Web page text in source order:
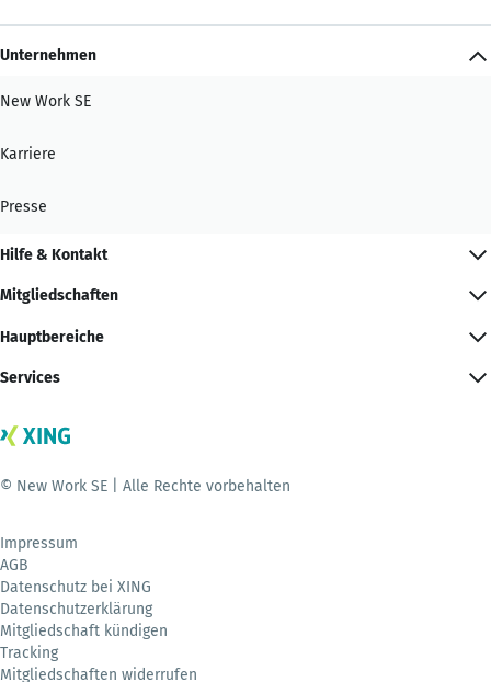
Unternehmen
New Work SE
Karriere
Presse
Hilfe & Kontakt
Mitgliedschaften
Hauptbereiche
Services
© New Work SE | Alle Rechte vorbehalten
Impressum
AGB
Datenschutz bei XING
Datenschutzerklärung
Mitgliedschaft kündigen
Tracking
Mitgliedschaften widerrufen